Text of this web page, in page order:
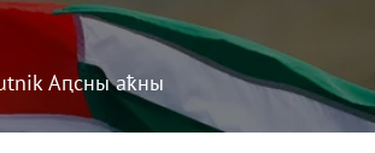
Аԥсны аҟны